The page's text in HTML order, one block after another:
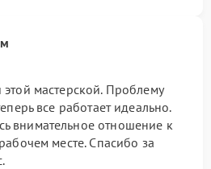
этой мастерской. Проблему
все работает идеально.
внимательное отношение к
месте. Спасибо за